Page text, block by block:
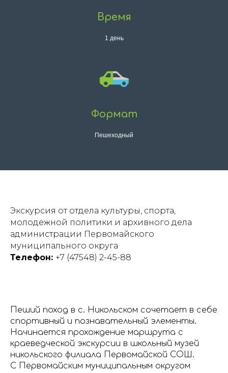
Время
1 день
Формат
Пешеходный
Экскурсия от отдела культуры, спорта,
молодежной политики и архивного дела
администрации Первомайского
муниципального округа
Телефон: +7 (47548) 2-45-88
Пеший поход в с. Никольском сочетает в себе
спортивный и познавательный элементы.
Начинается прохождение маршрута с
краеведческой экскурсии в школьный музей
никольского филиала Первомайской СОШ.
С Первомайским муниципальным округом